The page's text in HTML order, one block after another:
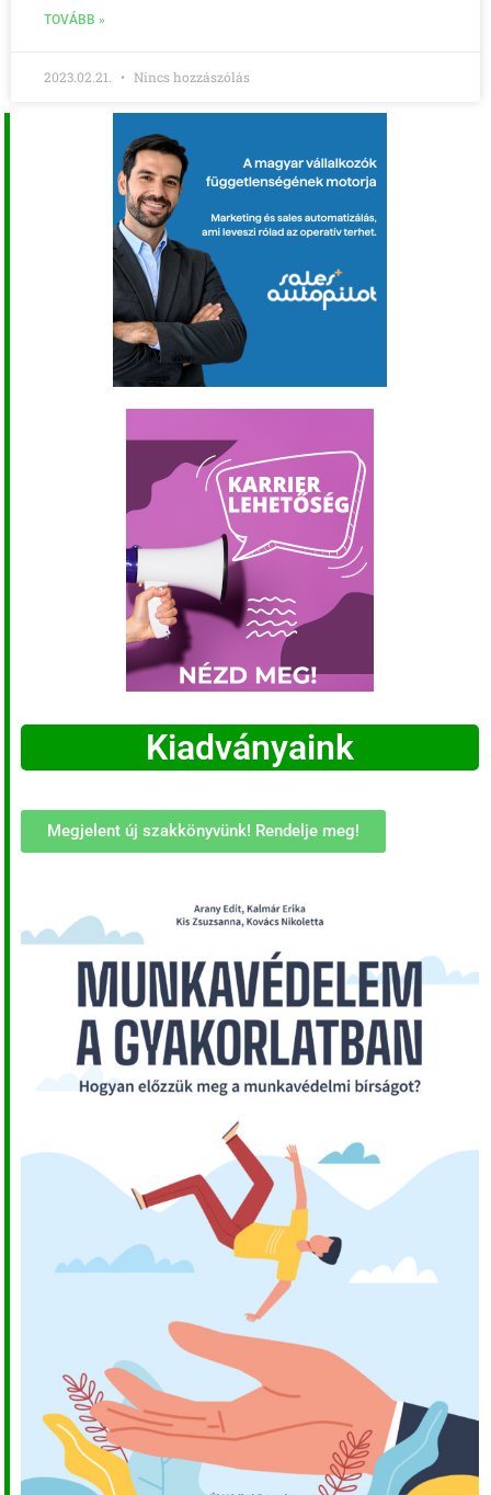
TOVÁBB »
2023.02.21. Nincs hozzászólás
Kiadványaink
Megjelent új szakkönyvünk! Rendelje meg!